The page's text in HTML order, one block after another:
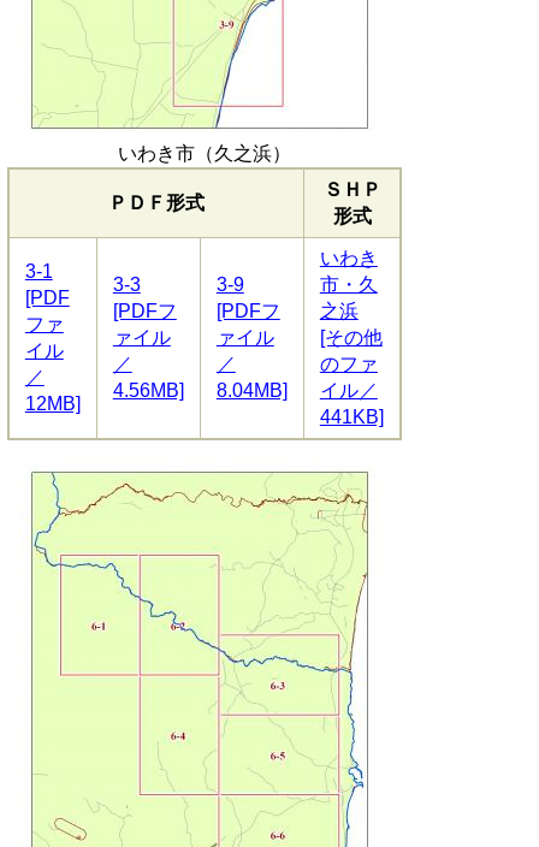
いわき市（久之浜）
ＰＤＦ形式
ＳＨＰ
形式
3-1
[PDF
ファ
イル
／
12MB]
3-3
[PDFフ
ァイル
／
4.56MB]
3-9
[PDFフ
ァイル
／
8.04MB]
いわき
市・久
之浜
[その他
のファ
イル／
441KB]